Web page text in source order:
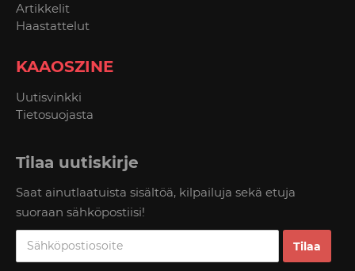
Artikkelit
Haastattelut
KAAOSZINE
Uutisvinkki
Tietosuojasta
Tilaa uutiskirje
Saat ainutlaatuista sisältöä, kilpailuja sekä etuja
suoraan sähköpostiisi!